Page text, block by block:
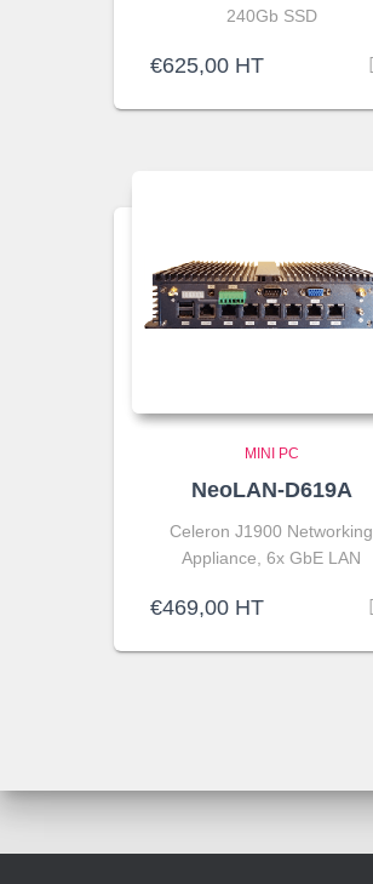
240Gb SSD
€625,00 HT
MINI PC
NeoLAN-D619A
Celeron J1900 Networking
Appliance, 6x GbE LAN
€469,00 HT